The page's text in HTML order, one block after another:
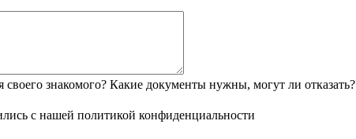
знакомого? Какие документы нужны, могут ли отказать?
с нашей политикой конфиденциальности